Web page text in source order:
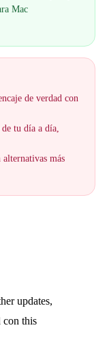
Mac
de verdad con
tu día a día,
más
updates,
con this